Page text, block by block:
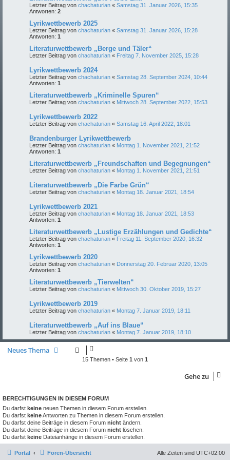
Letzter Beitrag von chachaturian « Samstag 31. Januar 2026, 15:35
Antworten: 2
Lyrikwettbewerb 2025
Letzter Beitrag von chachaturian « Samstag 31. Januar 2026, 15:28
Antworten: 1
Literaturwettbewerb „Berge und Täler“
Letzter Beitrag von chachaturian « Freitag 7. November 2025, 15:28
Lyrikwettbewerb 2024
Letzter Beitrag von chachaturian « Samstag 28. September 2024, 10:44
Antworten: 1
Literaturwettbewerb „Kriminelle Spuren“
Letzter Beitrag von chachaturian « Mittwoch 28. September 2022, 15:53
Lyrikwettbewerb 2022
Letzter Beitrag von chachaturian « Samstag 16. April 2022, 18:01
Brandenburger Lyrikwettbewerb
Letzter Beitrag von chachaturian « Montag 1. November 2021, 21:52
Antworten: 1
Literaturwettbewerb „Freundschaften und Begegnungen“
Letzter Beitrag von chachaturian « Montag 1. November 2021, 21:51
Literaturwettbewerb „Die Farbe Grün“
Letzter Beitrag von chachaturian « Montag 18. Januar 2021, 18:54
Lyrikwettbewerb 2021
Letzter Beitrag von chachaturian « Montag 18. Januar 2021, 18:53
Antworten: 1
Literaturwettbewerb „Lustige Erzählungen und Gedichte“
Letzter Beitrag von chachaturian « Freitag 11. September 2020, 16:32
Antworten: 1
Lyrikwettbewerb 2020
Letzter Beitrag von chachaturian « Donnerstag 20. Februar 2020, 13:05
Antworten: 1
Literaturwettbewerb „Tierwelten“
Letzter Beitrag von chachaturian « Mittwoch 30. Oktober 2019, 15:27
Lyrikwettbewerb 2019
Letzter Beitrag von chachaturian « Montag 7. Januar 2019, 18:11
Literaturwettbewerb „Auf ins Blaue“
Letzter Beitrag von chachaturian « Montag 7. Januar 2019, 18:10
Neues Thema
15 Themen • Seite 1 von 1
Gehe zu
BERECHTIGUNGEN IN DIESEM FORUM
Du darfst keine neuen Themen in diesem Forum erstellen.
Du darfst keineAntworten zu Themen in diesem Forum erstellen.
Du darfst deine Beiträge in diesem Forum nicht ändern.
Du darfst deine Beiträge in diesem Forum nicht löschen.
Du darfst keine Dateianhänge in diesem Forum erstellen.
Portal Foren-Übersicht Alle Zeiten sind UTC+02:00